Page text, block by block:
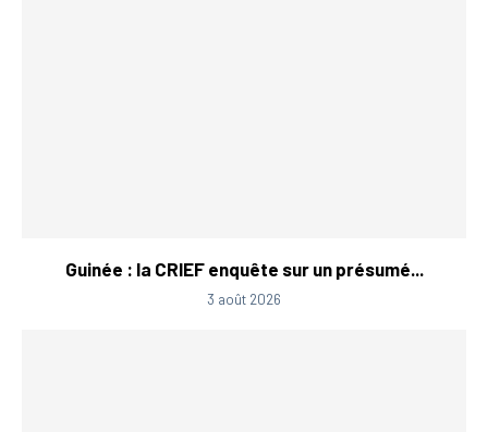
Guinée : la CRIEF enquête sur un présumé...
3 août 2026